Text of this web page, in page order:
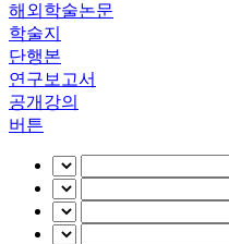
해외학술논문
학술지
단행본
연구보고서
공개강의
버튼